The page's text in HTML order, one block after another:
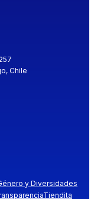
Chile
y Diversidades
Tiendita